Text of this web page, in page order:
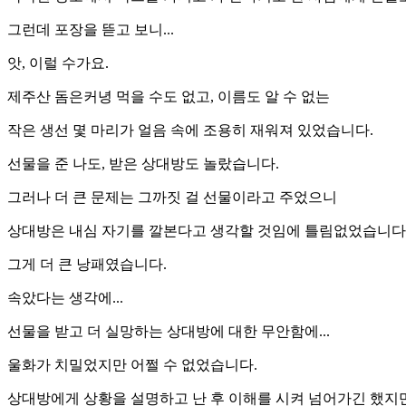
그런데 포장을 뜯고 보니...
앗, 이럴 수가요.
제주산 돔은커녕 먹을 수도 없고, 이름도 알 수 없는
작은 생선 몇 마리가 얼음 속에 조용히 재워져 있었습니다.
선물을 준 나도, 받은 상대방도 놀랐습니다.
그러나 더 큰 문제는 그까짓 걸 선물이라고 주었으니
상대방은 내심 자기를 깔본다고 생각할 것임에 틀림없었습니
그게 더 큰 낭패였습니다.
​속았다는 생각에...
선물을 받고 더 실망하는 상대방에 대한 무안함에...
울화가 치밀었지만 어쩔 수 없었습니다.
상대방에게 상황을 설명하고 난 후 이해를 시켜 넘어가긴 했지